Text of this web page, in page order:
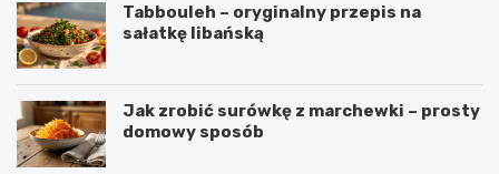
Tabbouleh – oryginalny przepis na
sałatkę libańską
Jak zrobić surówkę z marchewki – prosty
domowy sposób